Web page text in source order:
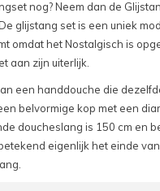
nog? Neem dan de
glijstang set is een uniek
omdat het Nostalgisch is
aan zijn uiterlijk.
een handdouche die
belvormige kop met een
doucheslang is 150 cm en
eigenlijk het einde